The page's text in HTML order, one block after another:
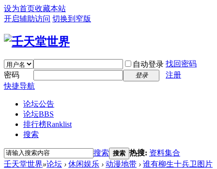
设为首页收藏本站
开启辅助访问 切换到窄版
自动登录 找回密码
密码
登录
注册
快捷导航
论坛公告
论坛BBS
排行榜Ranklist
搜索
搜索 搜索 热搜: 资料集合
壬天堂世界»论坛 › 休闲娱乐 › 动漫地带 › 谁有柳生十兵卫图片